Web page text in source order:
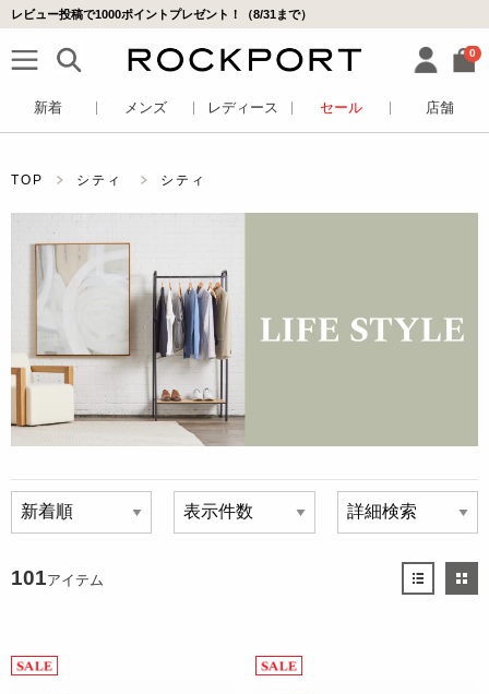
レビュー投稿で1000ポイントプレゼント！（8/31まで）
0
新着 メンズ レディース セール 店舗
TOP シティ シティ
101アイテム